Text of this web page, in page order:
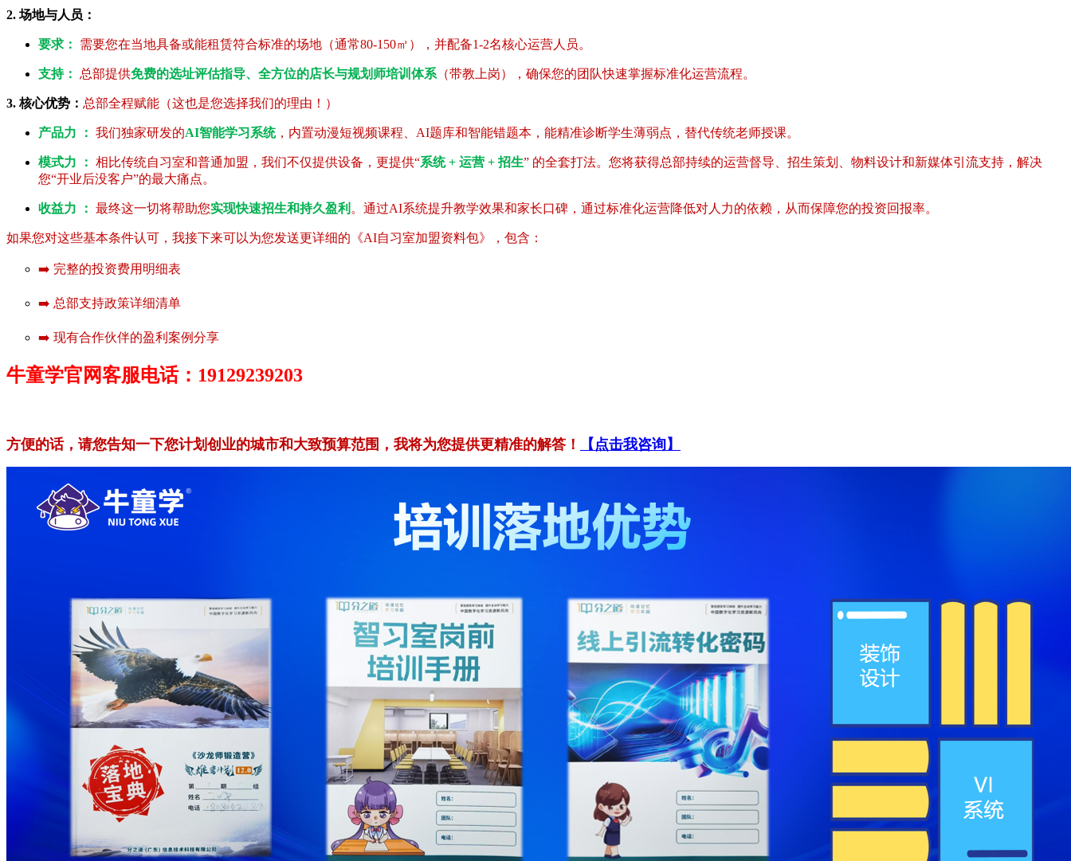
2. 场地与人员：
要求： 需要您在当地具备或能租赁符合标准的场地（通常80-150㎡），并配备1-2名核心运营人员。
支持： 总部提供免费的选址评估指导、全方位的店长与规划师培训体系 （带教上岗），确保您的团队快速掌握标准化运营流程。
3. 核心优势： 总部全程赋能（这也是您选择我们的理由！）
产品力 ： 我们独家研发的AI智能学习系统，内置动漫短视频课程、AI题库和智能错题本，能精准诊断学生薄弱点，替代传统老师授课。
模式力 ： 相比传统自习室和普通加盟，我们不仅提供设备，更提供“系统 + 运营 + 招生” 的全套打法。您将获得总部持续的运营督导、招生策划、物料设计和新媒体引流支持，解决
您“开业后没客户”的最大痛点。
收益力 ： 最终这一切将帮助您实现快速招生和持久盈利 。通过AI系统提升教学效果和家长口碑，通过标准化运营降低对人力的依赖，从而保障您的投资回报率。
如果您对这些基本条件认可，我接下来可以为您发送更详细的《AI自习室加盟资料包》，包含：
➡️ 完整的投资费用明细表
➡️ 总部支持政策详细清单
➡️ 现有合作伙伴的盈利案例分享
牛童学官网客服电话：19129239203
方便的话，请您告知一下您计划创业的城市和大致预算范围，我将为您提供更精准的解答！ 【点击我咨询】